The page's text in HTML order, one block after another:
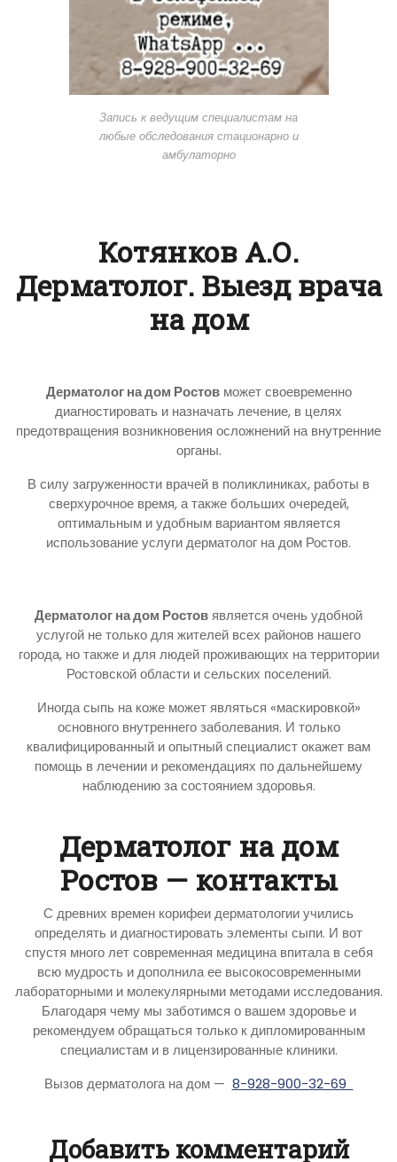
Запись к ведущим специалистам на
любые обследования стационарно и
амбулаторно
Котянков А.О.
Дерматолог. Выезд врача
на дом
Дерматолог на дом Ростовможет своевременно
диагностировать и назначать лечение, в целях
предотвращения возникновения осложнений на внутренние
органы.
В силу загруженности врачей в поликлиниках, работы в
сверхурочное время, а также больших очередей,
оптимальным и удобным вариантом является
использование услуги дерматолог на дом Ростов.
Дерматолог на дом Ростовявляется очень удобной
услугой не только для жителей всех районов нашего
города, но также и для людей проживающих на территории
Ростовской области и сельских поселений.
Иногда сыпь на коже может являться «маскировкой»
основного внутреннего заболевания. И только
квалифицированный и опытный специалист окажет вам
помощь в лечении и рекомендациях по дальнейшему
наблюдению за состоянием здоровья.
Дерматолог на дом
Ростов — контакты
С древних времен корифеи дерматологии учились
определять и диагностировать элементы сыпи. И вот
спустя много лет современная медицина впитала в себя
всю мудрость и дополнила ее высокосовременными
лабораторными и молекулярными методами исследования.
Благодаря чему мы заботимся о вашем здоровье и
рекомендуем обращаться только к дипломированным
специалистам и в лицензированные клиники.
Вызов дерматолога на дом — 8-928-900-32-69
Добавить комментарий